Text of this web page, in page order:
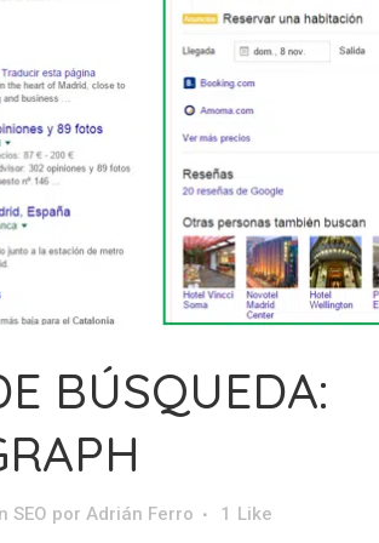
BÚSQUEDA:
SEO por Adrián Ferro 1 Like